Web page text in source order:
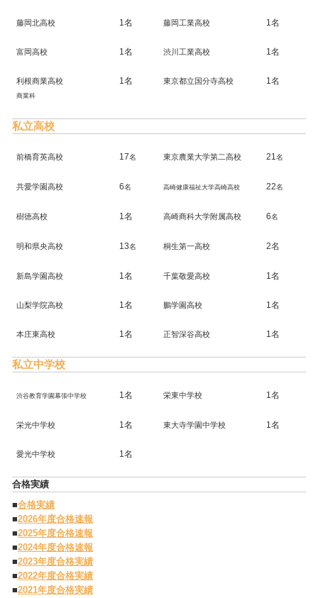
藤岡北高校 1名 藤岡工業高校 1名
富岡高校 1名 渋川工業高校 1名
利根商業高校
商業科
1名 東京都立国分寺高校 1名
私立高校
前橋育英高校 17名 東京農業大学第二高校 21名
共愛学園高校 6名 高崎健康福祉大学高崎高校 22名
樹徳高校 1名 高崎商科大学附属高校 6名
明和県央高校 13名 桐生第一高校 2名
新島学園高校 1名 千葉敬愛高校 1名
山梨学院高校 1名 鵬学園高校 1名
本庄東高校 1名 正智深谷高校 1名
私立中学校
渋谷教育学園幕張中学校 1名 栄東中学校 1名
栄光中学校 1名 東大寺学園中学校 1名
愛光中学校 1名
合格実績
■合格実績
■2026年度合格速報
■2025年度合格速報
■2024年度合格速報
■2023年度合格実績
■2022年度合格実績
■2021年度合格実績